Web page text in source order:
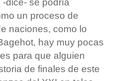
-dice- se podría
un proceso de
naciones, como lo
hay muy pocas
para que alguien
de finales de este